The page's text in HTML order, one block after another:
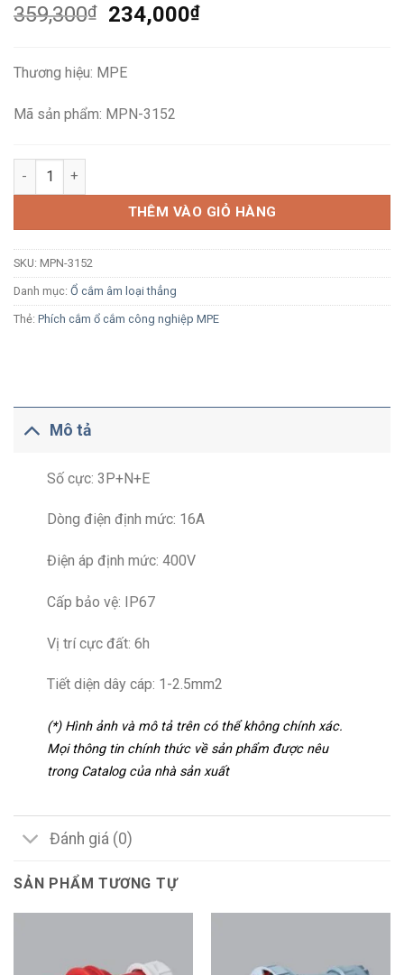
359,300₫
Giá
359,300₫.
234,000₫Giá
Thương hiệu: MPE
Mã sản phẩm: MPN-3152
Ổ cắm công nghiệp âm MPE MPN-3152 16A 3P+N+E 6H IP67
THÊM VÀO GIỎ HÀNG
SKU: MPN-3152
Danh mục: Ổ cắm âm loại thẳng
Thẻ: Phích cắm ổ cắm công nghiệp MPE
Mô tả
Số cực: 3P+N+E
Dòng điện định mức: 16A
Điện áp định mức: 400V
Cấp bảo vệ: IP67
Vị trí cực đất: 6h
Tiết diện dây cáp: 1-2.5mm2
(*) Hình ảnh và mô tả trên có thể không chính xác.
Mọi thông tin chính thức về sản phẩm được nêu
trong Catalog của nhà sản xuất
Đánh giá (0)
SẢN PHẨM TƯƠNG TỰ